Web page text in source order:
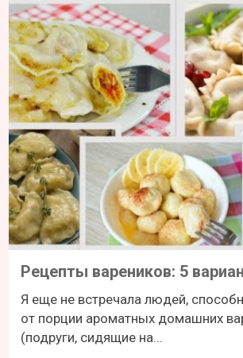
Рецепты вареников: 5
Я еще не встречала людей,
от порции ароматных домашних
(подруги, сидящие на...